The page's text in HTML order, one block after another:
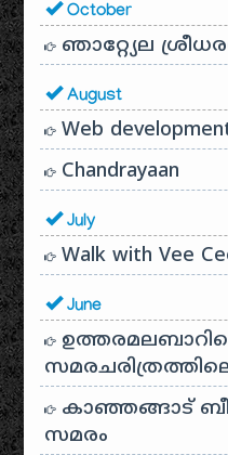
October
ഞാറ്റ്യേല
August
Web
Chandrayaan
July
Walk with Vee
June
കാഞ്ഞങ്ങാട്
സമരം